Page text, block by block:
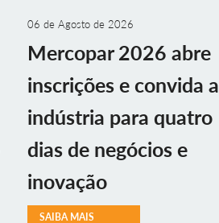
06 de Agosto de 2026
Mercopar 2026 abre
inscrições e convida a
indústria para quatro
dias de negócios e
inovação
SAIBA MAIS